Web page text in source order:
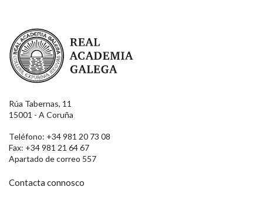
Real Academia Galega
Rúa Tabernas, 11
15001 - A Coruña
Teléfono: +34 981 20 73 08
Fax: +34 981 21 64 67
Apartado de correo 557
Contacta connosco